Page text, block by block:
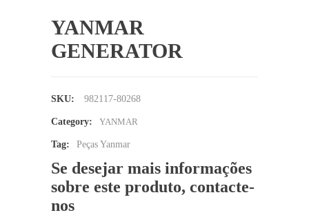
YANMAR
GENERATOR
SKU: 982117-80268
Category: YANMAR
Tag: Peças Yanmar
Se desejar mais informações
sobre este produto, contacte-
nos